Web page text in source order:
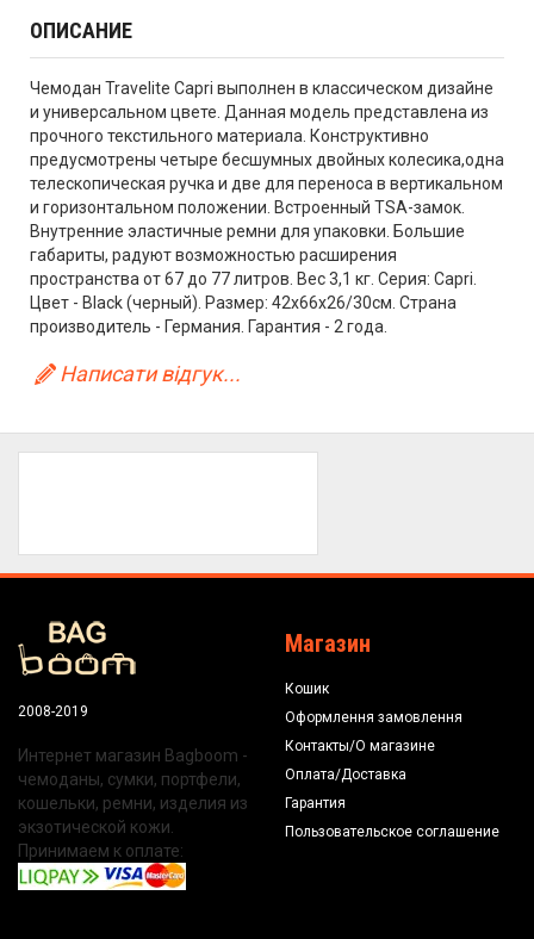
ОПИСАНИЕ
Чемодан Travelite Capri выполнен в классическом дизайне
и универсальном цвете. Данная модель представлена из
прочного текстильного материала. Конструктивно
предусмотрены четыре бесшумных двойных колесика,одна
телескопическая ручка и две для переноса в вертикальном
и горизонтальном положении. Встроенный TSA-замок.
Внутренние эластичные ремни для упаковки. Большие
габариты, радуют возможностью расширения
пространства от 67 до 77 литров. Вес 3,1 кг. Серия: Capri.
Цвет - Black (черный). Размер: 42x66x26/30см. Страна
производитель - Германия. Гарантия - 2 года.
Написати відгук...
2008-2019
Интернет магазин Bagboom -
чемоданы, сумки, портфели,
кошельки, ремни, изделия из
экзотической кожи.
Принимаем к оплате:
Магазин
Кошик
Оформлення замовлення
Контакты/О магазине
Оплата/Доставка
Гарантия
Пользовательское соглашение